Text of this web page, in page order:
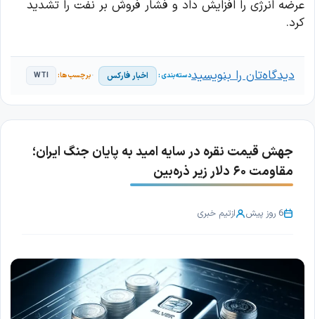
عرضه انرژی را افزایش داد و فشار فروش بر نفت را تشدید
کرد.
اخبار فارکس WTI دیدگاه‌تان را بنویسید
جهش قیمت نقره در سایه امید به پایان جنگ ایران؛
مقاومت ۶۰ دلار زیر ذره‌بین
6 روز پیش ازتیم خبری